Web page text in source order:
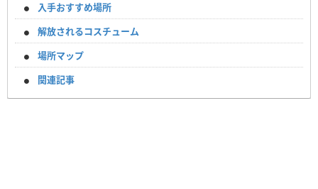
入手おすすめ場所
解放されるコスチューム
場所マップ
関連記事